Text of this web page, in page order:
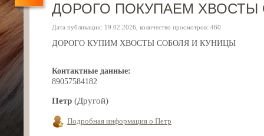
ДОРОГО ПОКУПАЕМ ХВОСТЫ
Дата публикации: 19.02.2026, количество просмотров: 460
ДОРОГО КУПИМ ХВОСТЫ СОБОЛЯ И КУНИЦЫ
Контактные данные:
89057584182
Петр (Другой)
Подробная информация о Петр